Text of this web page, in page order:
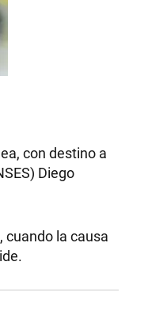
con destino a
Diego
cuando la causa